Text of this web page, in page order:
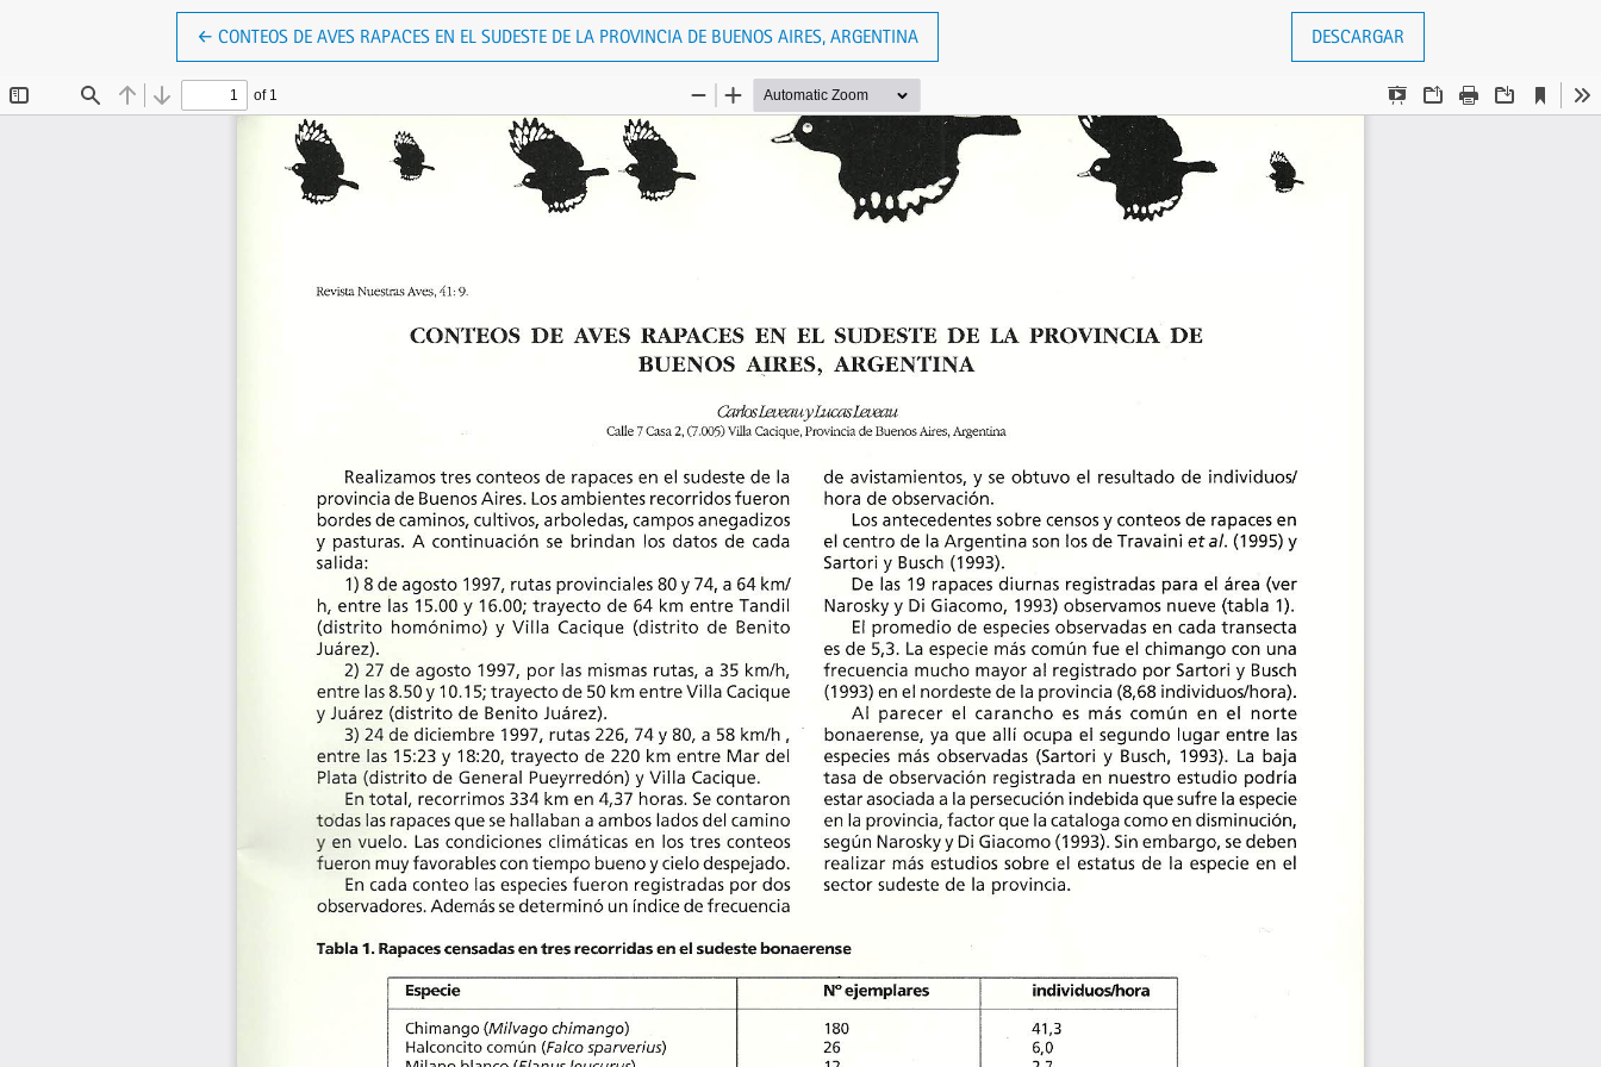
← VOLVER A LOS DETALLES DEL ARTÍCULO
CONTEOS DE AVES RAPACES EN EL SUDESTE DE LA PROVINCIA DE BUENOS AIRES, ARGENTINA DESCARGAR